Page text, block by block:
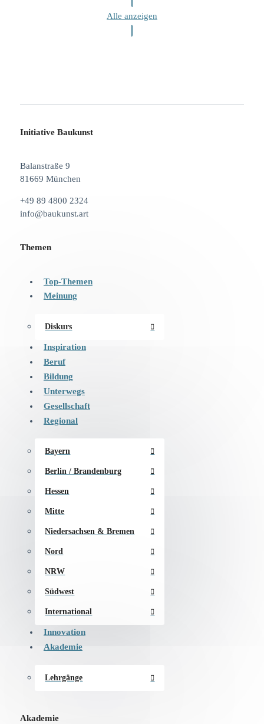
Alle anzeigen
Initiative Baukunst
Balanstraße 9
81669 München
+49 89 4800 2324
info@baukunst.art
Themen
Top-Themen
Meinung
Diskurs
Inspiration
Beruf
Bildung
Unterwegs
Gesellschaft
Regional
Bayern
Berlin / Brandenburg
Hessen
Mitte
Niedersachsen & Bremen
Nord
NRW
Südwest
International
Innovation
Akademie
Lehrgänge
Akademie